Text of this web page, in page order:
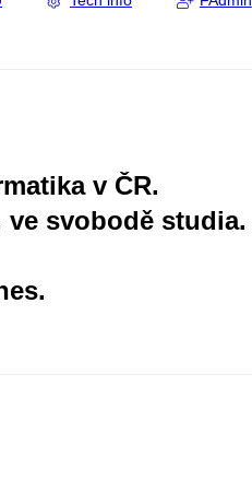
v ČR.
svobodě studia.